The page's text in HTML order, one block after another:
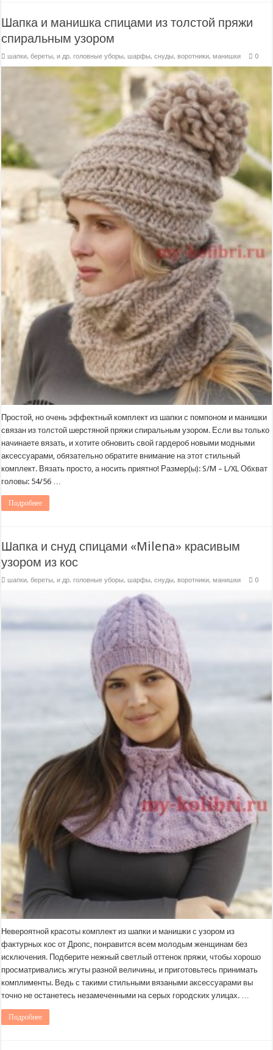
Шапка и манишка спицами из толстой пряжи
спиральным узором
шапки, береты, и др. головные уборы,шарфы, снуды, воротники, манишки 0
Простой, но очень эффектный комплект из шапки с помпоном и манишки
связан из толстой шерстяной пряжи спиральным узором. Если вы только
начинаете вязать, и хотите обновить свой гардероб новыми модными
аксессуарами, обязательно обратите внимание на этот стильный
комплект. Вязать просто, а носить приятно! Размер(ы): S/M – L/XL Обхват
головы: 54/56 …
Подробнее
Шапка и снуд спицами «Milena» красивым
узором из кос
шапки, береты, и др. головные уборы,шарфы, снуды, воротники, манишки 0
Невероятной красоты комплект из шапки и манишки с узором из
фактурных кос от Дропс, понравится всем молодым женщинам без
исключения. Подберите нежный светлый оттенок пряжи, чтобы хорошо
просматривались жгуты разной величины, и приготовьтесь принимать
комплименты. Ведь с такими стильными вязаными аксессуарами вы
точно не останетесь незамеченными на серых городских улицах. …
Подробнее